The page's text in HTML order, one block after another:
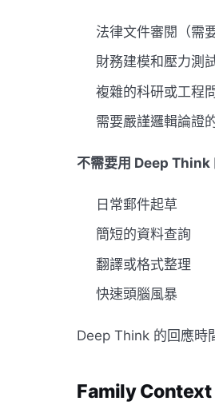
法律文件審閱（需
財務建模和壓力測
複雜的科研或工程
需要嚴謹邏輯論證
不需要用 Deep Think
日常郵件起草
簡短的資料查詢
翻譯或格式整理
快速頭腦風暴
Deep Think 的回應時
Family Context